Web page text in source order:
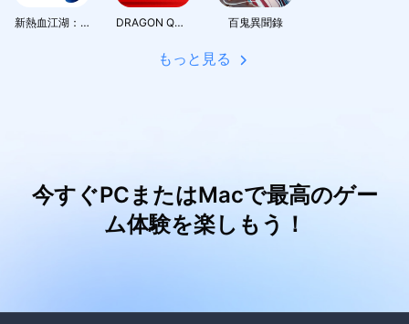
新熱血江湖：世界 DRAGON QUEST Smash/Grow 百鬼異聞錄
もっと見る
今すぐPCまたはMacで最高のゲー
ム体験を楽しもう！